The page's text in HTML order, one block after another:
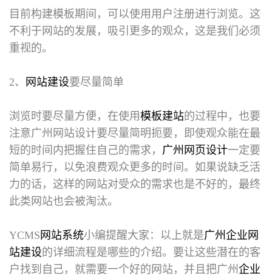
目前构建模板期间，可以使用用户注册进行浏览。这
不利于网站的发展，吸引更多的观众，这是我们必须
重视的。
2、 网站建设要尽量简单
浏览时要尽量方便，在使用模板建站的过程中，也要
注意广州网站设计要尽量简明扼要，即使观众能在最
短的时间内把握住自己的需求， 广州网页设计一定要
简单易行，以免浪费观众更多的时间。如果说缺乏活
力的话，这样的网站对受众的需求也是不好的，最终
此类网站也会被淘汰。
YCMS 网站系统小编提醒大家：以上就是广州企业网
站建设的详细流程是哪些的介绍。要让这些潜在的客
户找到自己，就需要一个好的网站，并且把广州 企业